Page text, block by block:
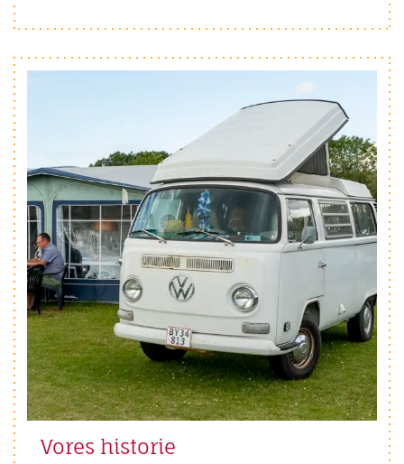
Vores historie